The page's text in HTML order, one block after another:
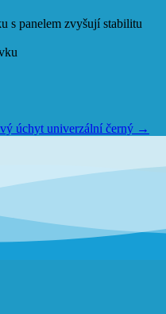
s panelem zvyšují stabilitu
úchyt univerzální černý →